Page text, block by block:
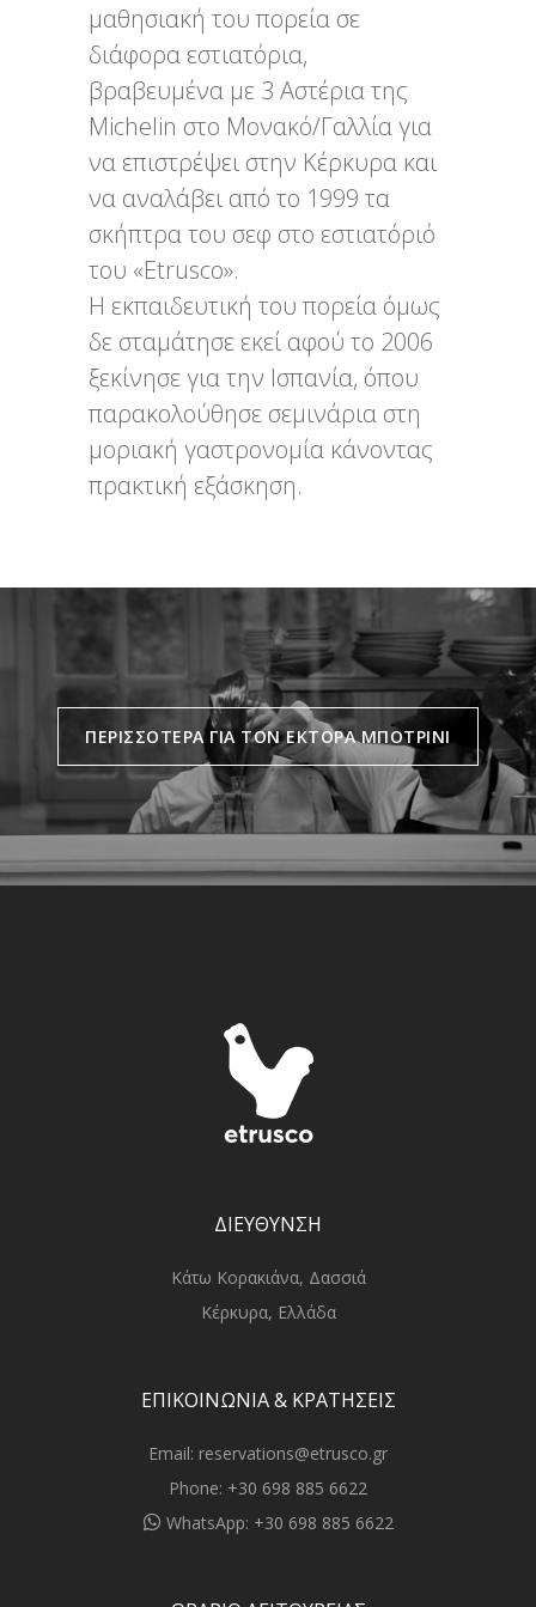
μαθησιακή του πορεία σε
διάφορα εστιατόρια,
βραβευμένα με 3 Αστέρια της
Michelin στο Μονακό/Γαλλία για
να επιστρέψει στην Κέρκυρα και
να αναλάβει από το 1999 τα
σκήπτρα του σεφ στο εστιατόριό
του «Etrusco».
Η εκπαιδευτική του πορεία όμως
δε σταμάτησε εκεί αφού το 2006
ξεκίνησε για την Ισπανία, όπου
παρακολούθησε σεμινάρια στη
μοριακή γαστρονομία κάνοντας
πρακτική εξάσκηση.
ΠΕΡΙΣΣΟΤΕΡΑ ΓΙΑ ΤΟΝ ΕΚΤΟΡΑ ΜΠΟΤΡΙΝΙ
ΔΙΕΥΘΥΝΣΗ
Κάτω Κορακιάνα, Δασσιά
Κέρκυρα, Ελλάδα
ΕΠΙΚΟΙΝΩΝΙΑ & ΚΡΑΤΗΣΕΙΣ
Email: reservations@etrusco.gr
Phone: +30 698 885 6622
WhatsApp: +30 698 885 6622